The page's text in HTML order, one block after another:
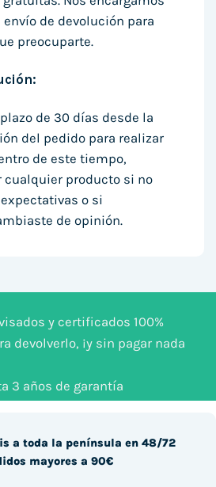
de devolución para
preocuparte.
de 30 días desde la
del pedido para realizar
de este tiempo,
cualquier producto si no
o si
de opinión.
y certificados 100%
devolverlo, ¡y sin pagar nada
3 años de garantía
a toda la península en 48/72
mayores a 90€